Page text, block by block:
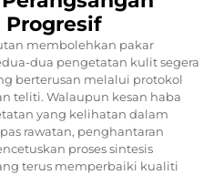
Progresif
membolehkan pakar
dua pengetatan kulit segera
berterusan melalui protokol
teliti. Walaupun kesan haba
yang kelihatan dalam
rawatan, penghantaran
proses sintesis
terus memperbaiki kualiti